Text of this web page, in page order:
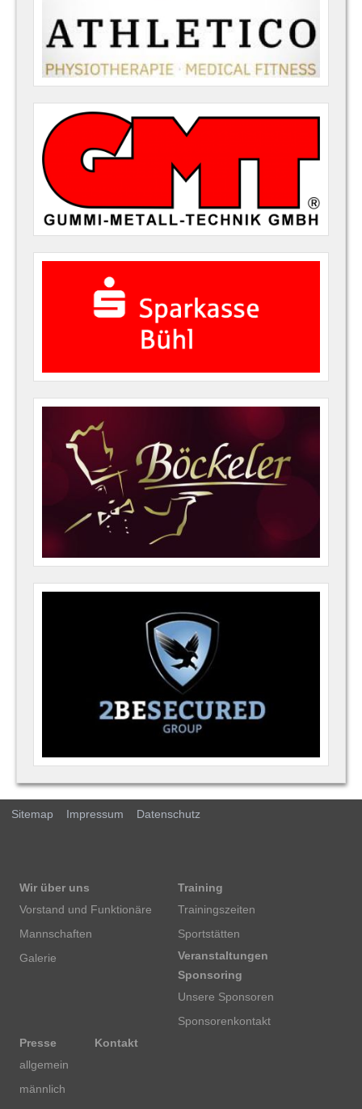
Sitemap Impressum Datenschutz
Wir über uns
Vorstand und Funktionäre
Mannschaften
Galerie
Training
Trainingszeiten
Sportstätten
Veranstaltungen
Sponsoring
Unsere Sponsoren
Sponsorenkontakt
Presse
allgemein
männlich
Kontakt